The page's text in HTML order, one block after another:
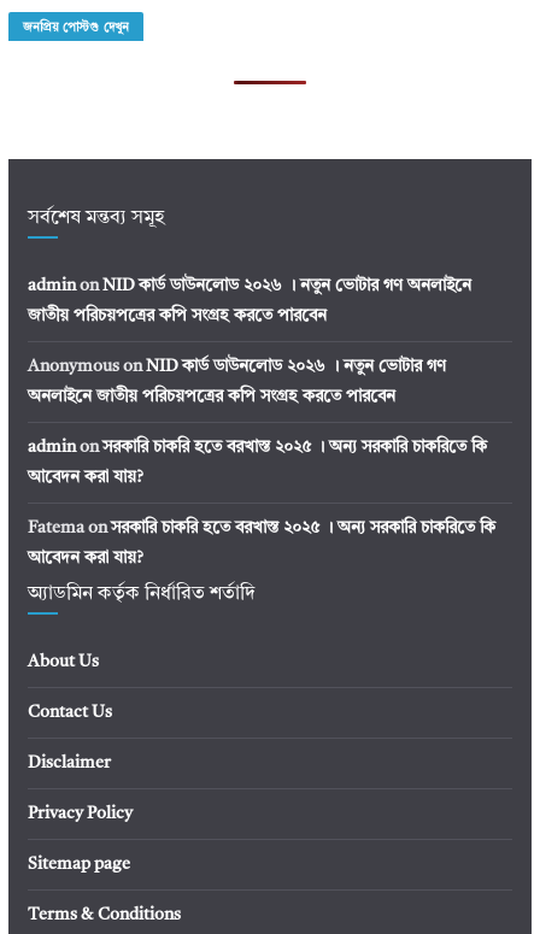
জনপ্রিয় পোস্টগু দেখুন
সর্বশেষ মন্তব্য সমূহ
adminonNID কার্ড ডাউনলোড ২০২৬ । নতুন ভোটার গণ অনলাইনে
জাতীয় পরিচয়পত্রের কপি সংগ্রহ করতে পারবেন
AnonymousonNID কার্ড ডাউনলোড ২০২৬ । নতুন ভোটার গণ
অনলাইনে জাতীয় পরিচয়পত্রের কপি সংগ্রহ করতে পারবেন
adminonসরকারি চাকরি হতে বরখাস্ত ২০২৫ । অন্য সরকারি চাকরিতে কি
আবেদন করা যায়?
Fatemaonসরকারি চাকরি হতে বরখাস্ত ২০২৫ । অন্য সরকারি চাকরিতে কি
আবেদন করা যায়?
অ্যাডমিন কর্তৃক নির্ধারিত শর্তাদি
About Us
Contact Us
Disclaimer
Privacy Policy
Sitemap page
Terms & Conditions